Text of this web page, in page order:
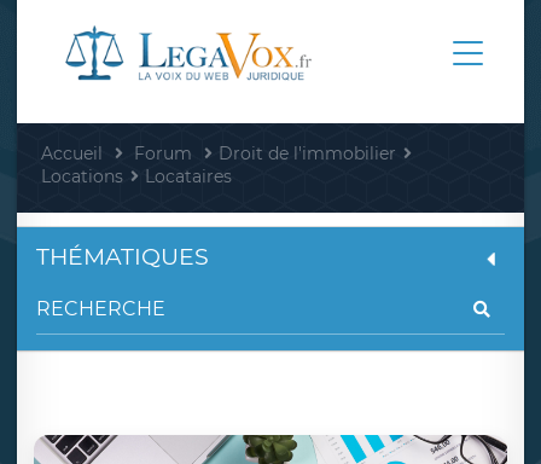
Accueil Forum
Droit de l'immobilier
Locations
Locataires
THÉMATIQUES